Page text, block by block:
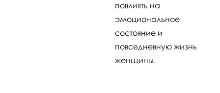
повлиять на
эмоциональное
состояние и
повседневную жизнь
женщины.